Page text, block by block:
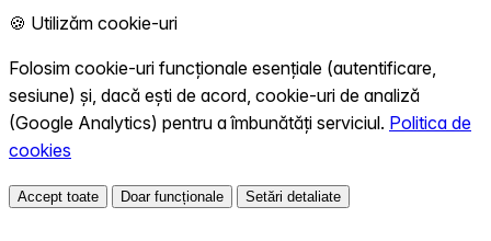
🍪 Utilizăm cookie-uri
Folosim cookie-uri funcționale esențiale (autentificare,
sesiune) și, dacă ești de acord, cookie-uri de analiză
(Google Analytics) pentru a îmbunătăți serviciul. Politica de
cookies
Accept toate Doar funcționale Setări detaliate